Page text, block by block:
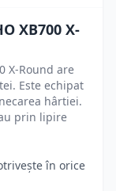
XB700 X-
X-Round are
Este echipat
hârtiei.
prin lipire
în orice